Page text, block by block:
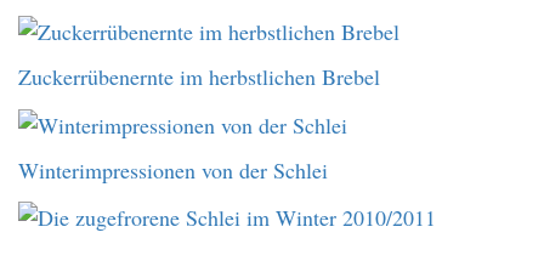
Zuckerrübenernte im herbstlichen Brebel
Winterimpressionen von der Schlei